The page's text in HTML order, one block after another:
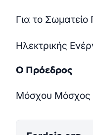
Για το
Ηλεκτρικής
Ο
Μόσχου Μόσχος